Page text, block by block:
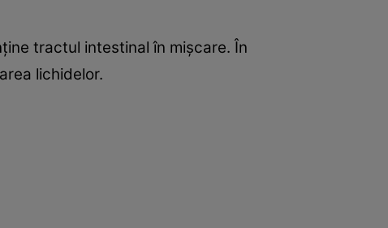
tractul intestinal în mişcare. În
lichidelor.